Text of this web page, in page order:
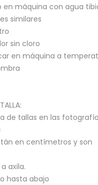
en máquina con agua
similares
sin cloro
en máquina a
de tallas en las
en centímetros y son
axila.
hasta abajo